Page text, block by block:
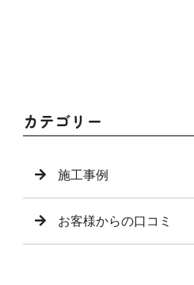
カテゴリー
施工事例
お客様からの口コミ